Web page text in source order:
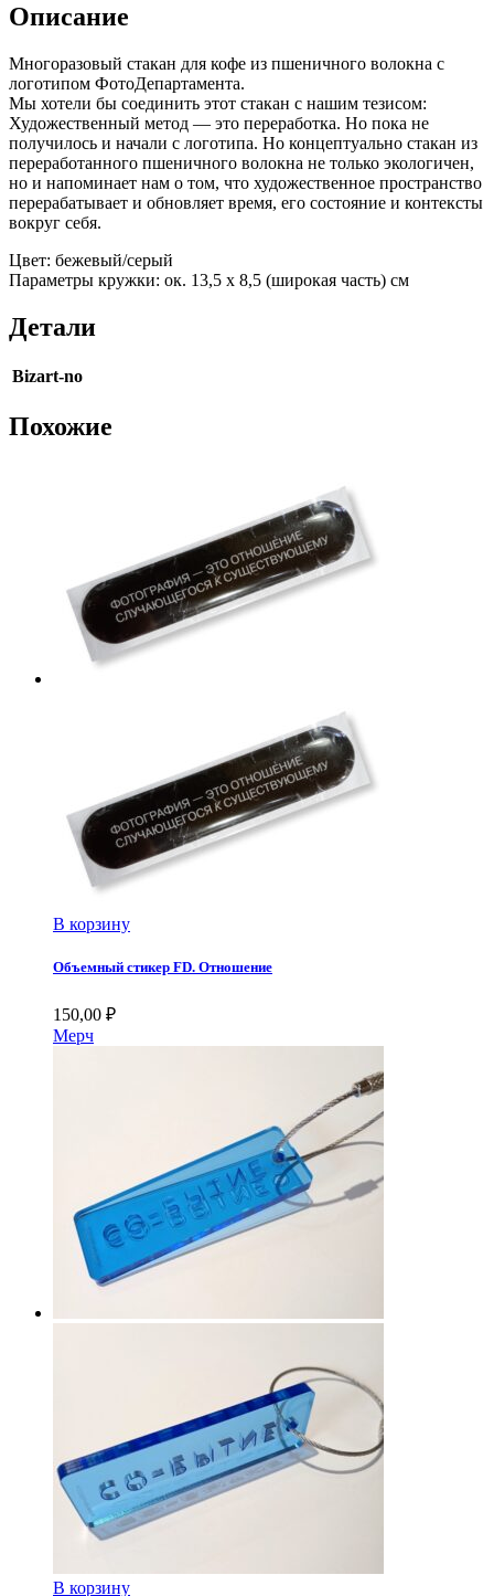
Описание
Многоразовый стакан для кофе из пшеничного волокна с
логотипом ФотоДепартамента.
Мы хотели бы соединить этот стакан с нашим тезисом:
Художественный метод — это переработка. Но пока не
получилось и начали с логотипа. Но концептуально стакан из
переработанного пшеничного волокна не только экологичен,
но и напоминает нам о том, что художественное пространство
перерабатывает и обновляет время, его состояние и контексты
вокруг себя.
Цвет: бежевый/серый
Параметры кружки: ок. 13,5 х 8,5 (широкая часть) см
Детали
Bizart-no
Похожие
В корзину
Объемный стикер FD. Отношение
150,00 ₽
Мерч
В корзину